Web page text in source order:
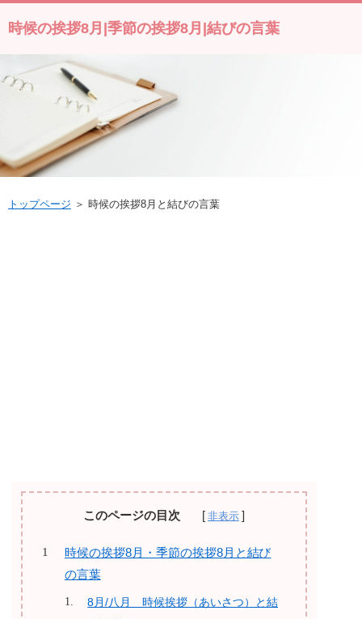
時候の挨拶8月|季節の挨拶8月|結びの言葉
トップページ ＞ 時候の挨拶8月と結びの言葉
このページの目次
時候の挨拶8月・季節の挨拶8月と結び
の言葉
8月/八月 時候挨拶（あいさつ）と結